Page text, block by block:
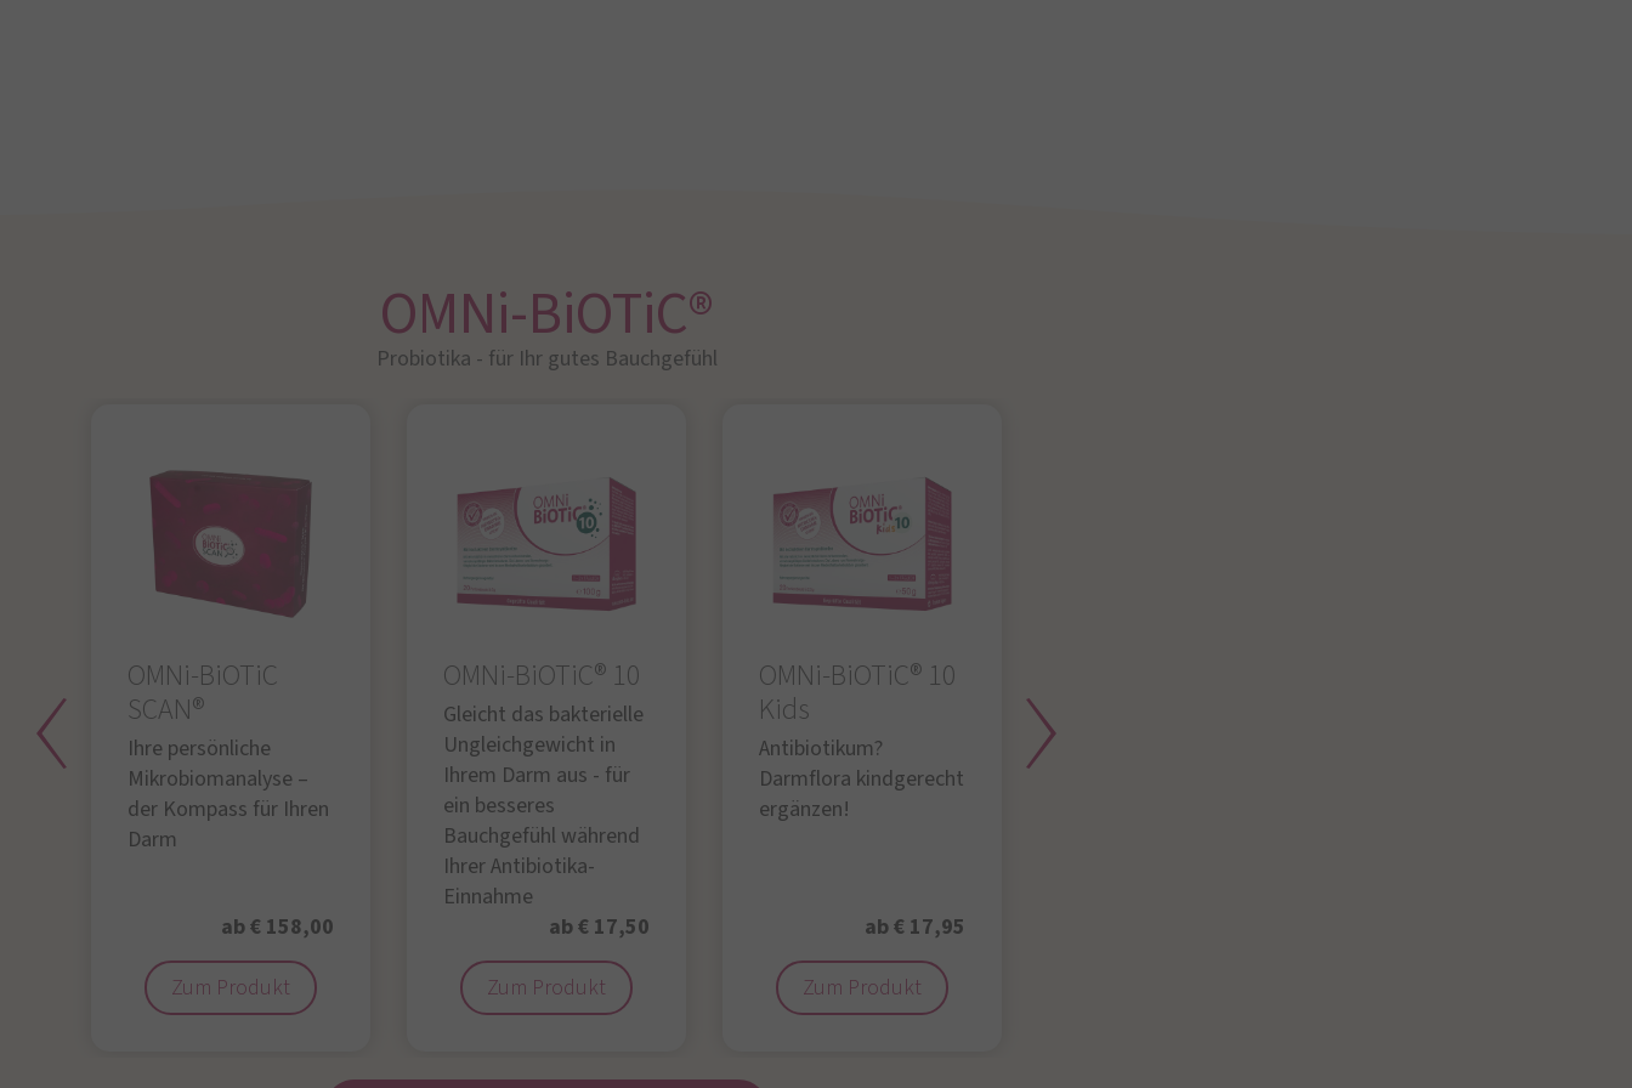
OMNi-BiOTiC®
Probiotika - für Ihr gutes Bauchgefühl​
OMNi-BiOTiC
SCAN®
Ihre persönliche
Mikrobiomanalyse –
der Kompass für Ihren
Darm
ab € 158,00
Zum Produkt
OMNi-BiOTiC® 10
Gleicht das bakterielle
Ungleichgewicht in
Ihrem Darm aus - für
ein besseres
Bauchgefühl während
Ihrer Antibiotika-
Einnahme
ab € 17,50
Zum Produkt
OMNi-BiOTiC® 10
Kids
Antibiotikum?
Darmflora kindgerecht
ergänzen!
ab € 17,95
Zum Produkt